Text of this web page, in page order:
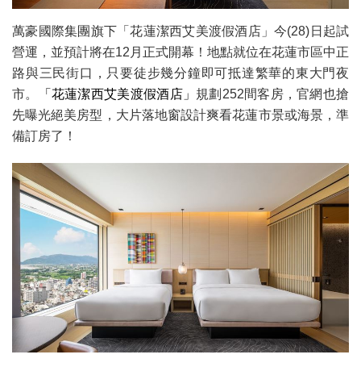
萬豪國際集團旗下「花蓮潔西艾美渡假酒店」今(28)日起試
營運，並預計將在12月正式開幕！地點就位在花蓮市區中正
路與三民街口，只要徒步幾分鐘即可抵達繁華的東大門夜
市。
「花蓮潔西艾美渡假酒店」 規劃252間客房，官網也搶
先曝光絕美房型，大片落地窗設計爽看花蓮市景或海景，準
備訂房了！